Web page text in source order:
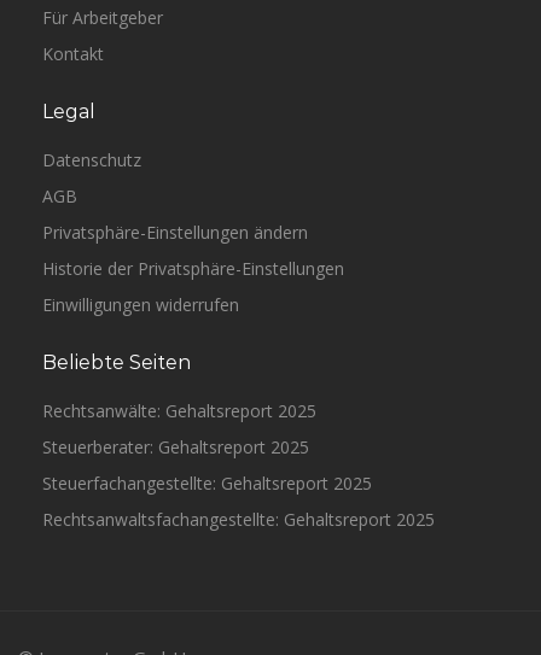
Für Arbeitgeber
Kontakt
Legal
Datenschutz
AGB
Privatsphäre-Einstellungen ändern
Historie der Privatsphäre-Einstellungen
Einwilligungen widerrufen
Beliebte Seiten
Rechtsanwälte: Gehaltsreport 2025
Steuerberater: Gehaltsreport 2025
Steuerfachangestellte: Gehaltsreport 2025
Rechtsanwaltsfachangestellte: Gehaltsreport 2025